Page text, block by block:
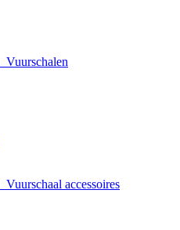
Vuurschalen
Vuurschaal accessoires